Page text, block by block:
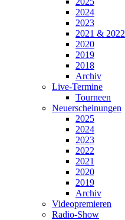
2024
2023
2021 & 2022
2020
2019
2018
Archiv
Live-Termine
Tourneen
Neuerscheinungen
2025
2024
2023
2022
2021
2020
2019
Archiv
Videopremieren
Radio-Show